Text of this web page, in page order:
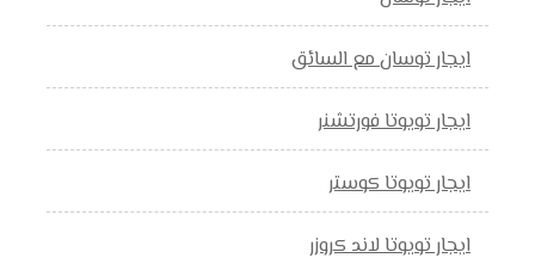
ايجار توسان مع السائق
ايجار تويوتا فورتشنر
ايجار تويوتا كوستر
ايجار تويوتا لاند كروزر